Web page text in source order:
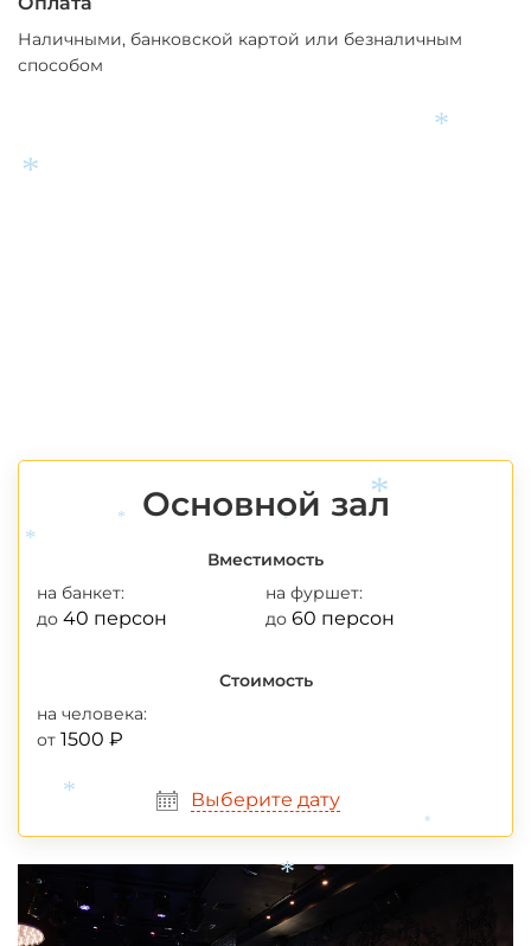
Наличными, банковской картой или безналичным
способом
Основной зал
Вместимость
на банкет:
до 40 персон
на фуршет:
до 60 персон
Стоимость
на человека:
от 1500 ₽
Выберите дату
*
*